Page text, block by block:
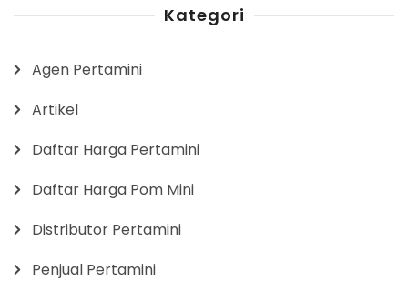
Kategori
Agen Pertamini
Artikel
Daftar Harga Pertamini
Daftar Harga Pom Mini
Distributor Pertamini
Penjual Pertamini